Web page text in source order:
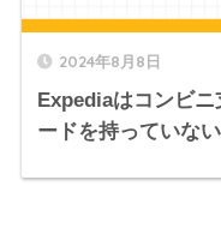
2024年8月8日
Expediaはコンビ
ードを持っていな